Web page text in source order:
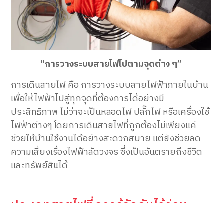
“การวางระบบสายไฟไปตามจุดต่าง ๆ”
การเดินสายไฟ คือ การวางระบบสายไฟฟ้าภายในบ้าน
เพื่อให้ไฟฟ้าไปสู่ทุกจุดที่ต้องการได้อย่างมี
ประสิทธิภาพ ไม่ว่าจะเป็นหลอดไฟ ปลั๊กไฟ หรือเครื่องใช้
ไฟฟ้าต่างๆ โดยการเดินสายไฟที่ถูกต้องไม่เพียงแค่
ช่วยให้บ้านใช้งานได้อย่างสะดวกสบาย แต่ยังช่วยลด
ความเสี่ยงเรื่องไฟฟ้าลัดวงจร ซึ่งเป็นอันตรายถึงชีวิต
และทรัพย์สินได้